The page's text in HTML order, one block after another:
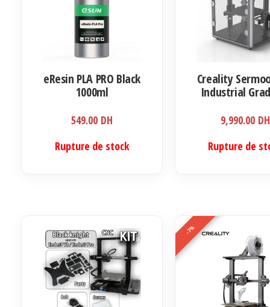
eResin PLA PRO Black
1000ml
549.00 DH
Rupture de stock
Creality
Industrial
9,990.00 DH
Rupture de
-7%